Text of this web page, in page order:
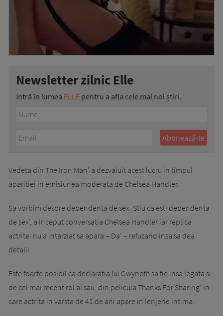
Newsletter zilnic Elle
Intră în lumea ELLE pentru a afla cele mai noi știri.
Vedeta din The Iron Man' a dezvaluit acest lucru in timpul
aparitiei in emisiunea moderata de Chelsea Handler.
Sa vorbim despre dependenta de sex. Stiu ca esti dependenta
de sex', a inceput conversatia Chelsea Handler iar replica
actritei nu a intarziat sa apara – Da' – refuzand insa sa dea
detalii.
Este foarte posibil ca declaratia lui Gwyneth sa fie insa legata si
de cel mai recent rol al sau, din pelicula Thanks For Sharing' in
care actrita in varsta de 41 de ani apare in lenjerie intima.